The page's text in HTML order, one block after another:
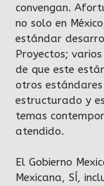
convengan.
no solo en
estándar
Proyectos;
de que este
otros
estructurado y
temas
atendido.
El Gobierno
Mexicana, SÍ,